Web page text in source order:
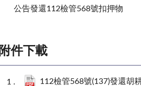
公告發還112檢管568號扣押物
附件下載
112檢管568號(137)發還胡